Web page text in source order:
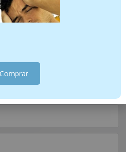
13.45€
consulta?
Comprar